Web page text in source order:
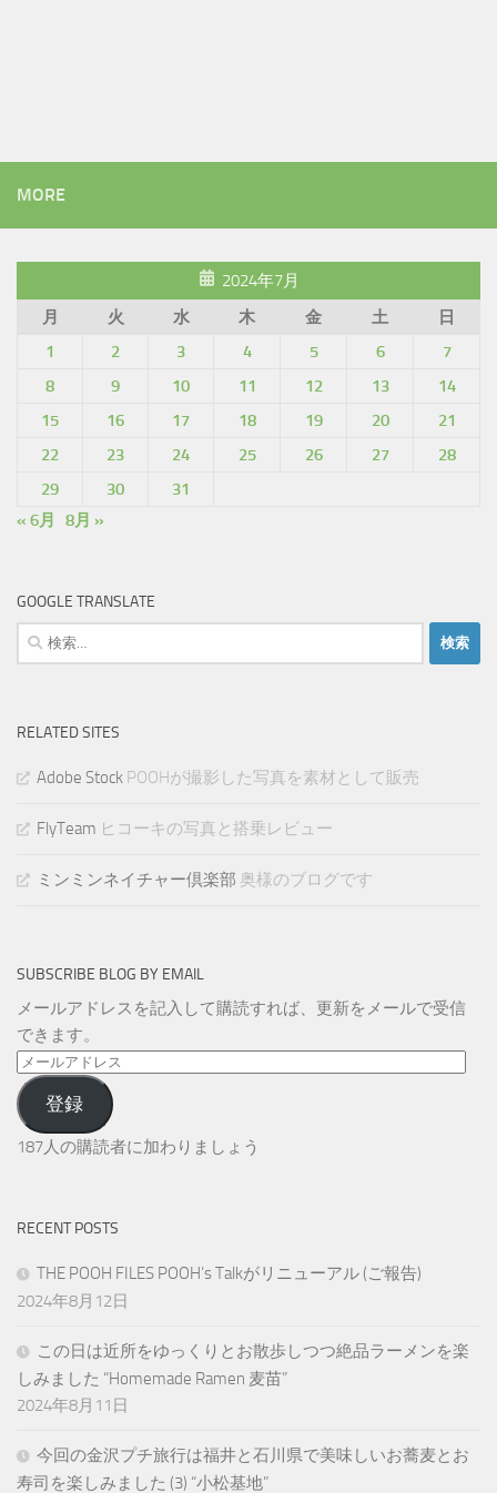
MORE
2024年7月
月
火 水 木 金 土
日
1
2 3 4 5 6
7
8
9 10 11 12 13
14
15
16 17 18 19 20
21
22
23 24 25 26 27
28
29
30
31
« 6月
8月 »
GOOGLE TRANSLATE
検
索:
RELATED SITES
Adobe Stock POOHが撮影した写真を素材として販売
FlyTeam ヒコーキの写真と搭乗レビュー
ミンミンネイチャー倶楽部 奥様のブログです
SUBSCRIBE BLOG BY EMAIL
メールアドレスを記入して購読すれば、更新をメールで受信
できます。
メ
ー
ル
ア
ス
登録
187人の購読者に加わりましょう
RECENT POSTS
THE POOH FILES POOH’s Talkがリニューアル (ご報告)
2024年8月12日
この日は近所をゆっくりとお散歩しつつ絶品ラーメンを楽
しみました “Homemade Ramen 麦苗”
2024年8月11日
今回の金沢プチ旅行は福井と石川県で美味しいお蕎麦とお
寿司を楽しみました (3) “小松基地”